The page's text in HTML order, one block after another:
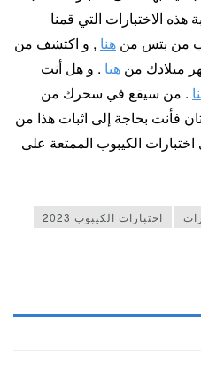
الاختبارات التي قمنا
من بتس من هنا , و اكتشف من
ميلادك من هنا . و هل أنت
. من سيقع في سحرك من
فأنت بحاجة إلى اثبات هذا من
الكيبوب الممتعة على
اختبارات الكيبوب 2023